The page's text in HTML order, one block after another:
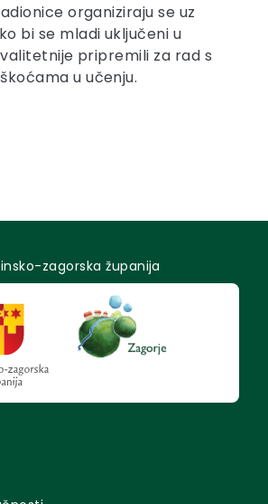
organiziraju se uz
bi se mladi uključeni u
pripremili za rad s
u učenju.
zagorska županija